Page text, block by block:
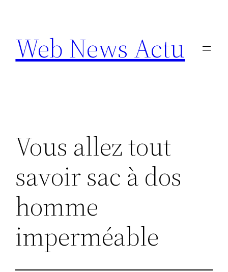
contenu
Web News Actu
Vous allez tout
savoir sac à dos
homme
imperméable